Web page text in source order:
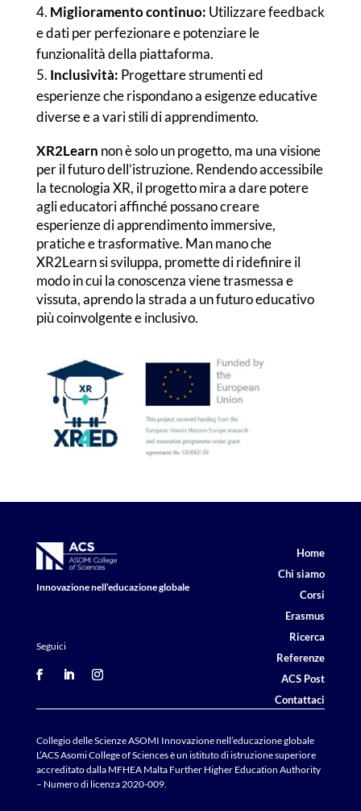
Miglioramento continuo: Utilizzare feedback
e dati per perfezionare e potenziare le
funzionalità della piattaforma.
Inclusività: Progettare strumenti ed
esperienze che rispondano a esigenze educative
diverse e a vari stili di apprendimento.
XR2Learn non è solo un progetto, ma una visione
per il futuro dell’istruzione. Rendendo accessibile
la tecnologia XR, il progetto mira a dare potere
agli educatori affinché possano creare
esperienze di apprendimento immersive,
pratiche e trasformative. Man mano che
XR2Learn si sviluppa, promette di ridefinire il
modo in cui la conoscenza viene trasmessa e
vissuta, aprendo la strada a un futuro educativo
più coinvolgente e inclusivo.
Innovazione nell’educazione globale
Seguici
Home
Chi siamo
Corsi
Erasmus
Ricerca
Referenze
ACS Post
Contattaci
Collegio delle Scienze ASOMI Innovazione nell’educazione globale
L’ACS Asomi College of Sciences è un istituto di istruzione superiore
accreditato dalla MFHEA Malta Further Higher Education Authority
– Numero di licenza 2020-009.